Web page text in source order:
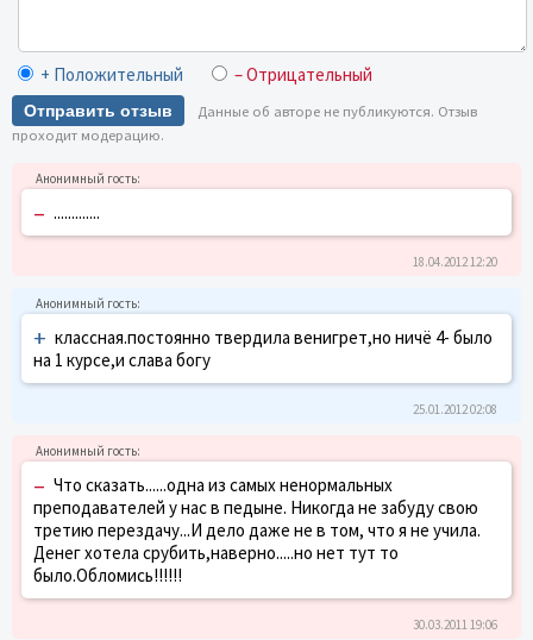
+ Положительный – Отрицательный
Отправить отзыв
Данные об авторе не публикуются. Отзыв
проходит модерацию.
– .............
18.04.2012 12:20
+ классная.постоянно твердила венигрет,но ничё 4- было
на 1 курсе,и слава богу
25.01.2012 02:08
– Что сказать......одна из самых ненормальных
преподавателей у нас в педыне. Никогда не забуду свою
третию перездачу...И дело даже не в том, что я не учила.
Денег хотела срубить,наверно.....но нет тут то
было.Обломись!!!!!!
30.03.2011 19:06